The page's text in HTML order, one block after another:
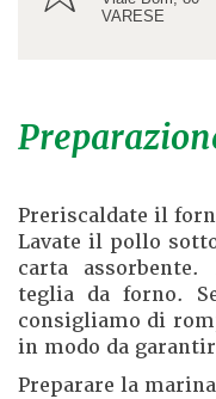
VARESE
Preriscaldate il
Lavate il pollo
carta
teglia da forno.
consigliamo di
in modo da
Preparare la